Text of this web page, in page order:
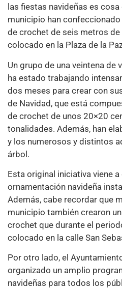
las fiestas navideñas es
municipio han
de crochet de seis metros de
colocado en la Plaza de la
Un grupo de una veintena de
ha estado trabajando
dos meses para crear con
de Navidad, que está
de crochet de unos 20×20
tonalidades. Además, han
y los numerosos y distintos
árbol.
Esta original iniciativa viene
ornamentación navideña
Además, cabe recordar que
municipio también crearon
crochet que durante el
colocado en la calle San
Por otro lado, el
organizado un amplio
navideñas para todos los